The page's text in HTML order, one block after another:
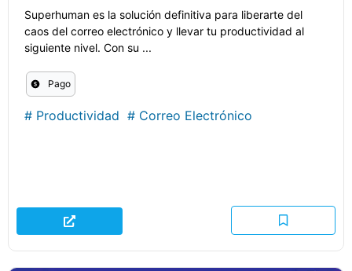
Superhuman es la solución definitiva para liberarte del
caos del correo electrónico y llevar tu productividad al
siguiente nivel. Con su ...
Pago
# Productividad # Correo Electrónico